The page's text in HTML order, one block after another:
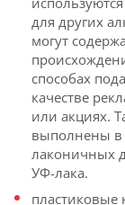
для других
могут
способах
качестве
или акциях.
выполнены в
лаконичных
УФ-лака.
пластиковые